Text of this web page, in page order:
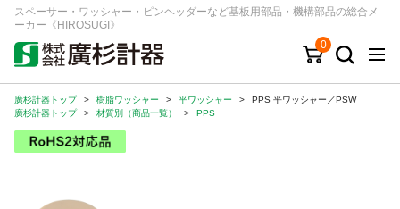
スペーサー・ワッシャー・ピンヘッダーなど基板用部品・機構部品の総合メ
ーカー《HIROSUGI》
0
キーワード 品番/シリーズ
商品カテゴリから探す
ジャンルから探す
廣杉計器トップ > 樹脂ワッシャー > 平ワッシャー >
PPS 平ワッシャー／PSW
廣杉計器トップ
> 材質別（商品一覧） > PPS